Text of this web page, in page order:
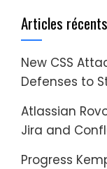
Articles récents
New CSS
Defenses to
Atlassian
Jira and
Progress